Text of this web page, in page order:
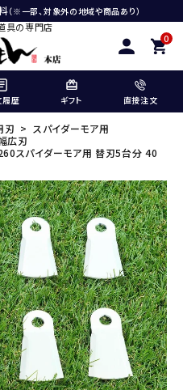
（※一部、対象外の地域や商品あり）
具の専門店
0
履歴 ギフト 直接注文
刃
スパイダーモア用
広刃
スパイダーモア用 替刃5台分 40